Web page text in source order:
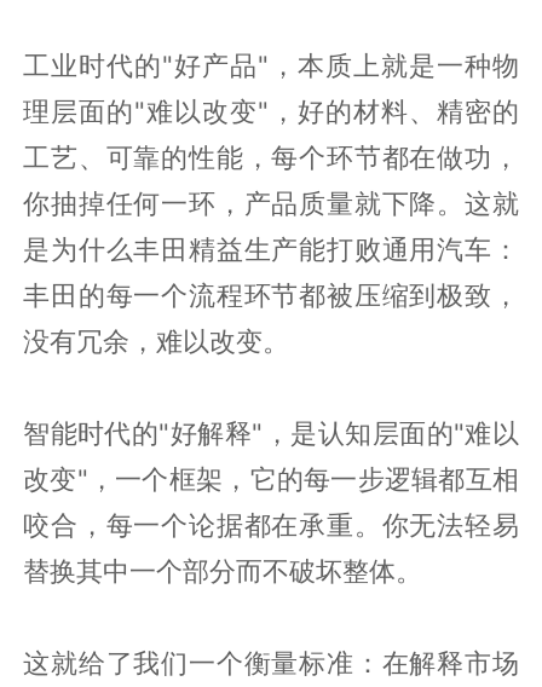
工业时代的"好产品"，本质上就是一种物
理层面的"难以改变"，好的材料、精密的
工艺、可靠的性能，每个环节都在做功，
你抽掉任何一环，产品质量就下降。这就
是为什么丰田精益生产能打败通用汽车：
丰田的每一个流程环节都被压缩到极致，
没有冗余，难以改变。
智能时代的"好解释"，是认知层面的"难以
改变"，一个框架，它的每一步逻辑都互相
咬合，每一个论据都在承重。你无法轻易
替换其中一个部分而不破坏整体。
这就给了我们一个衡量标准：在解释市场